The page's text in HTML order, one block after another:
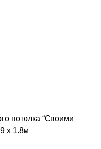
потолка “Своими
х 1.8м